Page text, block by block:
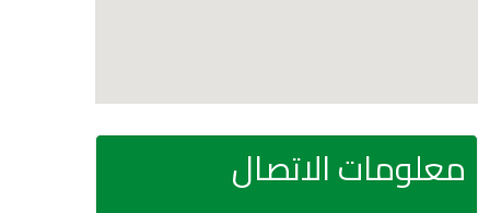
معلومات الاتصال